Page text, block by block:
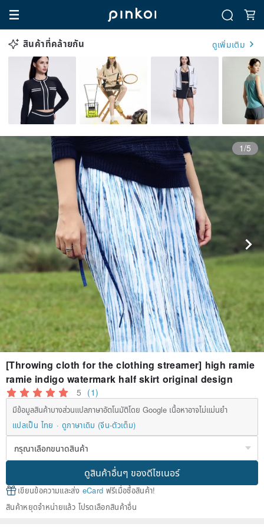
สินค้าที่คล้ายกัน ดูเพิ่มเติม
1/5
[Throwing cloth for the clothing streamer] high ramie
ramie indigo watermark half skirt original design
5 (1)
มีข้อมูลสินค้าบางส่วนแปลภาษาอัตโนมัติโดย Google เนื้อหาอาจไม่แม่นยำ
แปลเป็น ไทย
ดูภาษาเดิม (จีน-ตัวเต็ม)
ดูสินค้าอื่นๆ ของดีไซเนอร์
เขียนข้อความและส่ง eCard ฟรีเมื่อซื้อสินค้า!
สินค้าหยุดจำหน่ายแล้ว โปรดเลือกสินค้าอื่น